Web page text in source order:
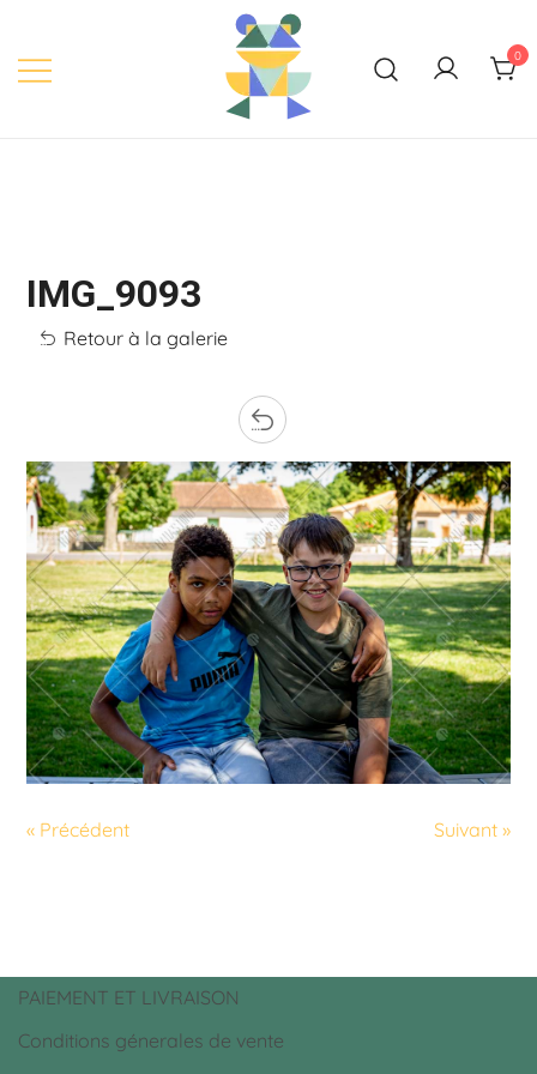
content
0
IMG_9093
Retour à la galerie
« Précédent Suivant »
PAIEMENT ET LIVRAISON
Conditions génerales de vente